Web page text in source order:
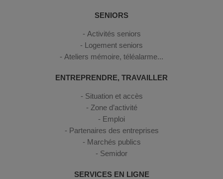
SENIORS
Activités seniors
Logement seniors
Ateliers mémoire, téléalarme...
ENTREPRENDRE, TRAVAILLER
Situation et accès
Zone d’activité
Emploi
Partenaires des entreprises
Marchés publics
Semidor
SERVICES EN LIGNE